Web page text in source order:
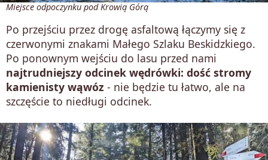
Miejsce odpoczynku pod Krowią Górą
Po przejściu przez drogę asfaltową łączymy się z
czerwonymi znakami Małego Szlaku Beskidzkiego.
Po ponownym wejściu do lasu przed nami
najtrudniejszy odcinek wędrówki: dość stromy
kamienisty wąwóz - nie będzie tu łatwo, ale na
szczęście to niedługi odcinek.